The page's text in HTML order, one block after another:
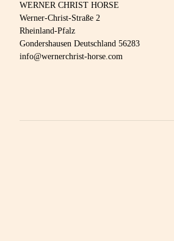
WERNER CHRIST HORSE
Werner-Christ-Straße 2
Rheinland-Pfalz
Gondershausen Deutschland 56283
info@wernerchrist-horse.com